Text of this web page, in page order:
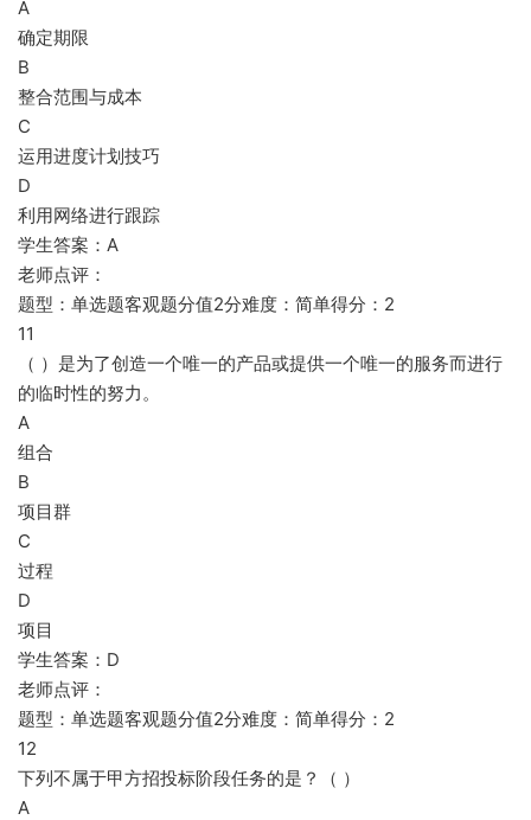
A
确定期限
B
整合范围与成本
C
运用进度计划技巧
D
利用网络进行跟踪
学生答案：A
老师点评：
题型：单选题客观题分值2分难度：简单得分：2
11
（ ）是为了创造一个唯一的产品或提供一个唯一的服务而进行
的临时性的努力。
A
组合
B
项目群
C
过程
D
项目
学生答案：D
老师点评：
题型：单选题客观题分值2分难度：简单得分：2
12
下列不属于甲方招投标阶段任务的是？（ ）
A